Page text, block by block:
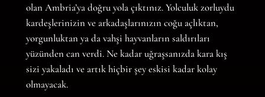
olan Ambria’ya doğru yola çıktınız. Yolculuk zorluydu
kardeşlerinizin ve arkadaşlarınızın coğu açlıktan,
yorgunluktan ya da vahşi hayvanların saldırıları
yüzünden can verdi. Ne kadar uğraşsanızda kara kış
sizi yakaladı ve artık hiçbir şey eskisi kadar kolay
olmayacak.